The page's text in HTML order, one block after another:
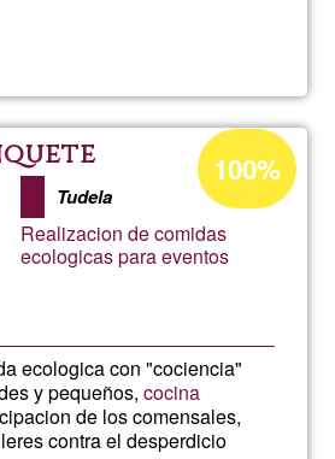
de
Tudela
Realizacion de comidas
ecologicas para eventos
ecologica con "cociencia"
y pequeños,cocina
de los comensales,
contra el desperdicio
Percentatge
d'acceptació
de
G1
100%